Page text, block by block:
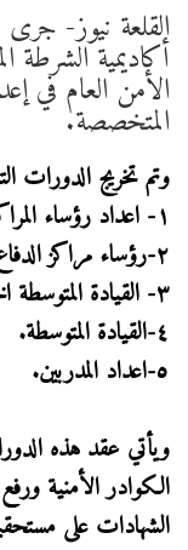
القلعة نيوز-
أكاديمية الشرطة
الأمن العام في
المتخصصة.
وتم تخريج الدورات
١- اعداد رؤساء المراكز الأمنية.
٢-رؤساء مراكز الدفاع المدني.
٣- القيادة المتوسطة الخاصة بالشرطة النسائية.
٤-القيادة المتوسطة.
٥-اعداد المدربين.
ويأتي عقد هذه
الكوادر الأمنية
الشهادات على